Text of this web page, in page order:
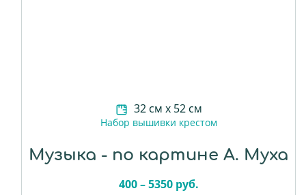
32 см х 52 см
Набор вышивки крестом
Музыка - по картине А. Муха
400 – 5350 руб.